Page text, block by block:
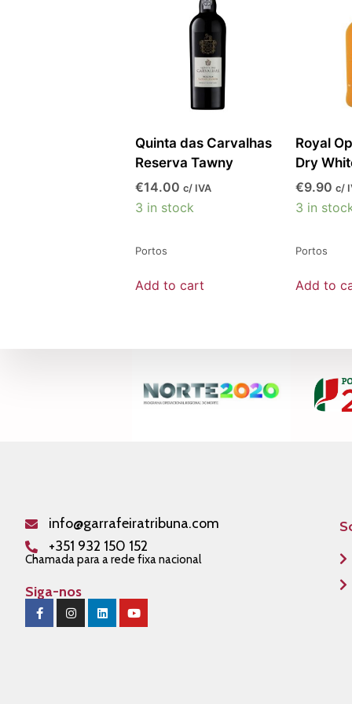
Quinta das Carvalhas
Reserva Tawny
€14.00 c/ IVA
3 in stock
Portos
Add to cart
Royal
Dry
€9.90 c/
3 in
Portos
Add to
info@garrafeiratribuna.com
+351 932 150 152
Chamada para a rede fixa nacional
Siga-nos